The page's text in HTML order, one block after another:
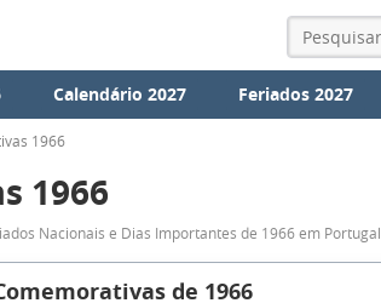
Calendário 2027 Feriados 2027
1966
1966
Nacionais e Dias Importantes de 1966 em Portugal.
de 1966